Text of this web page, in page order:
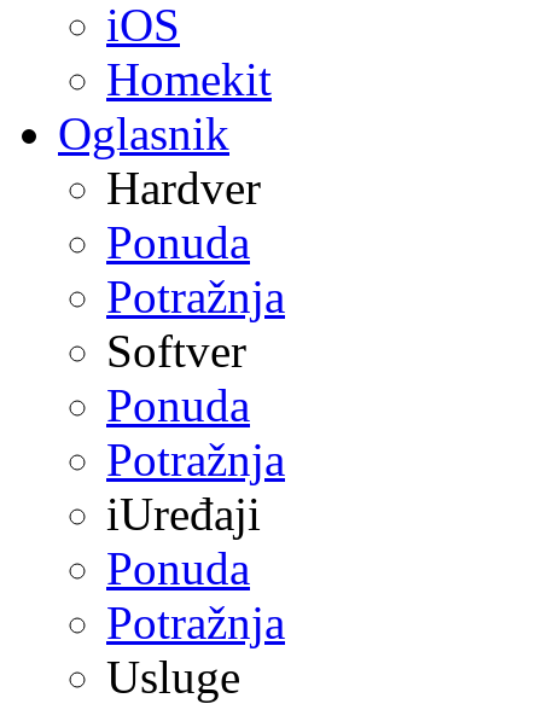
iOS
Homekit
Oglasnik
Hardver
Ponuda
Potražnja
Softver
Ponuda
Potražnja
iUređaji
Ponuda
Potražnja
Usluge